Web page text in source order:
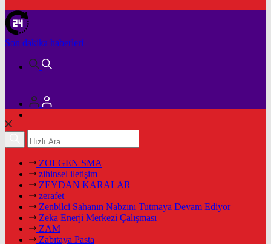
Son dakika haberleri
ZOLGEN SMA
zihinsel iletişim
ZEYDAN KARALAR
zerafet
Zenbilci Sahanın Nabzını Tutmaya Devam Ediyor
Zeka Enerji Merkezi Çalışması
ZAM
Zabıtaya Pasta